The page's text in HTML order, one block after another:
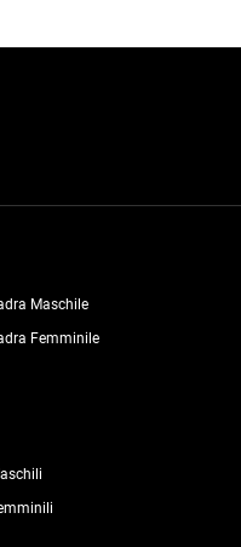
Maschile
Femminile